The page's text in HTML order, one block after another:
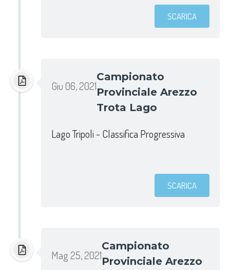
SCARICA
Giu 06, 2021
Campionato
Provinciale Arezzo
Trota Lago
Lago Tripoli - Classifica Progressiva
SCARICA
Mag 25, 2021
Campionato
Provinciale Arezzo